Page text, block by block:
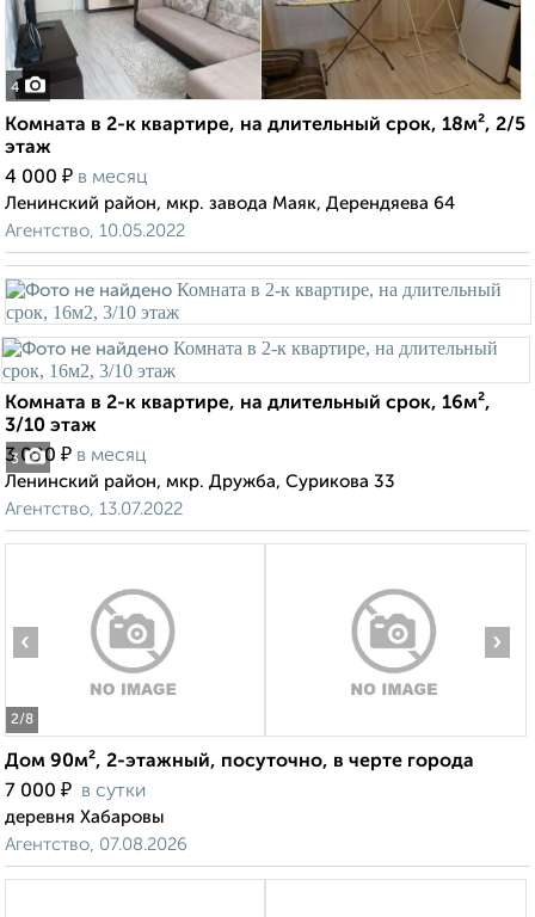
4
Комната в 2-к квартире, на длительный срок, 18м², 2/5
этаж
4 000 ₽ в месяц
Ленинский район, мкр. завода Маяк, Дерендяева 64
Агентство, 10.05.2022
3
Комната в 2-к квартире, на длительный срок, 16м²,
3/10 этаж
3 000 ₽ в месяц
Ленинский район, мкр. Дружба, Сурикова 33
Агентство, 13.07.2022
2/8
‹ ›
Дом 90м², 2-этажный, посуточно, в черте города
7 000 ₽ в сутки
деревня Хабаровы
Агентство, 07.08.2026